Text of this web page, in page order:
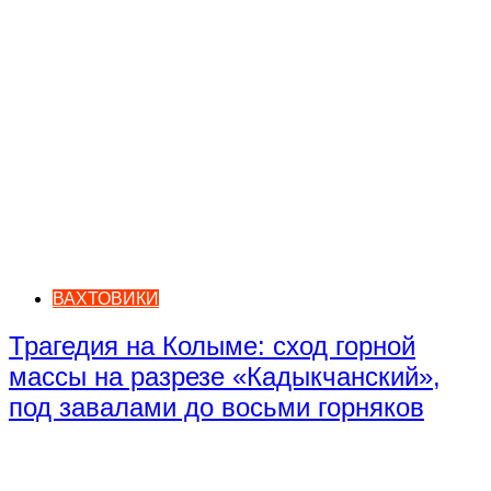
ВАХТОВИКИ
Трагедия на Колыме: сход горной
массы на разрезе «Кадыкчанский»,
под завалами до восьми горняков